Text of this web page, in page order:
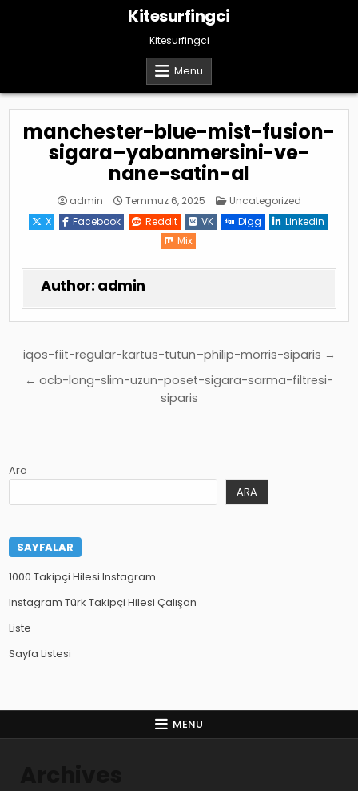
Kitesurfingci
Kitesurfingci
Menu
manchester-blue-mist-fusion-
sigara–yabanmersini-ve-
nane-satin-al
admin Temmuz 6, 2025 Posted
Uncategorized
X
Facebook Reddit VK Digg
Linkedin
Mix
Author: admin
Yazı
gezinmesi
iqos-fiit-regular-kartus-tutun–philip-morris-siparis →
← ocb-long-slim-uzun-poset-sigara-sarma-filtresi-
siparis
Ara
ARA
SAYFALAR
1000 Takipçi Hilesi Instagram
Instagram Türk Takipçi Hilesi Çalışan
Liste
Sayfa Listesi
MENU